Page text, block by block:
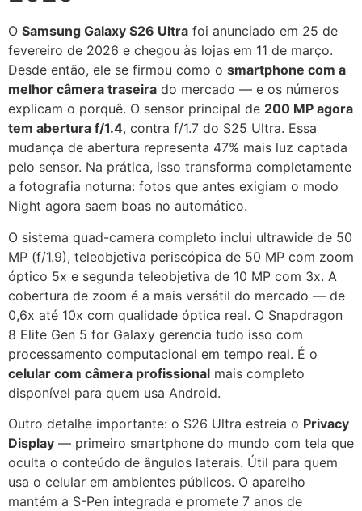
O Samsung Galaxy S26 Ultra foi anunciado em 25 de
fevereiro de 2026 e chegou às lojas em 11 de março.
Desde então, ele se firmou como o smartphone com a
melhor câmera traseira do mercado — e os números
explicam o porquê. O sensor principal de 200 MP agora
tem abertura f/1.4, contra f/1.7 do S25 Ultra. Essa
mudança de abertura representa 47% mais luz captada
pelo sensor. Na prática, isso transforma completamente
a fotografia noturna: fotos que antes exigiam o modo
Night agora saem boas no automático.
O sistema quad-camera completo inclui ultrawide de 50
MP (f/1.9), teleobjetiva periscópica de 50 MP com zoom
óptico 5x e segunda teleobjetiva de 10 MP com 3x. A
cobertura de zoom é a mais versátil do mercado — de
0,6x até 10x com qualidade óptica real. O Snapdragon
8 Elite Gen 5 for Galaxy gerencia tudo isso com
processamento computacional em tempo real. É o
celular com câmera profissional mais completo
disponível para quem usa Android.
Outro detalhe importante: o S26 Ultra estreia o Privacy
Display — primeiro smartphone do mundo com tela que
oculta o conteúdo de ângulos laterais. Útil para quem
usa o celular em ambientes públicos. O aparelho
mantém a S-Pen integrada e promete 7 anos de